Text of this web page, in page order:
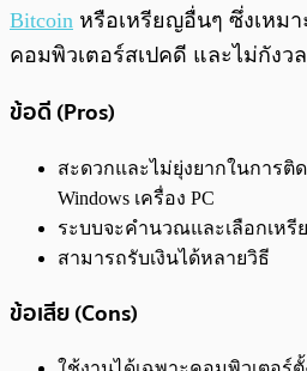
Bitcoin หรือเหรียญอื่นๆ ซึ่งเหม
คอมพิวเตอร์สเปคดี และไม่กังว
ข้อดี (Pros)
สะดวกและไม่ยุ่งยากในการติ
Windows เครื่อง PC
ระบบจะคำนวณและเลือกเหรี
สามารถรับเงินได้หลายวิธี
ข้อเสีย (Cons)